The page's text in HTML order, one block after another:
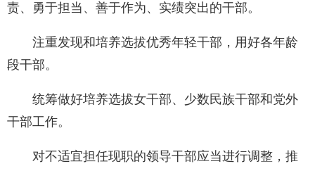
责、勇于担当、善于作为、实绩突出的干部。
注重发现和培养选拔优秀年轻干部，用好各年龄
段干部。
统筹做好培养选拔女干部、少数民族干部和党外
干部工作。
对不适宜担任现职的领导干部应当进行调整，推